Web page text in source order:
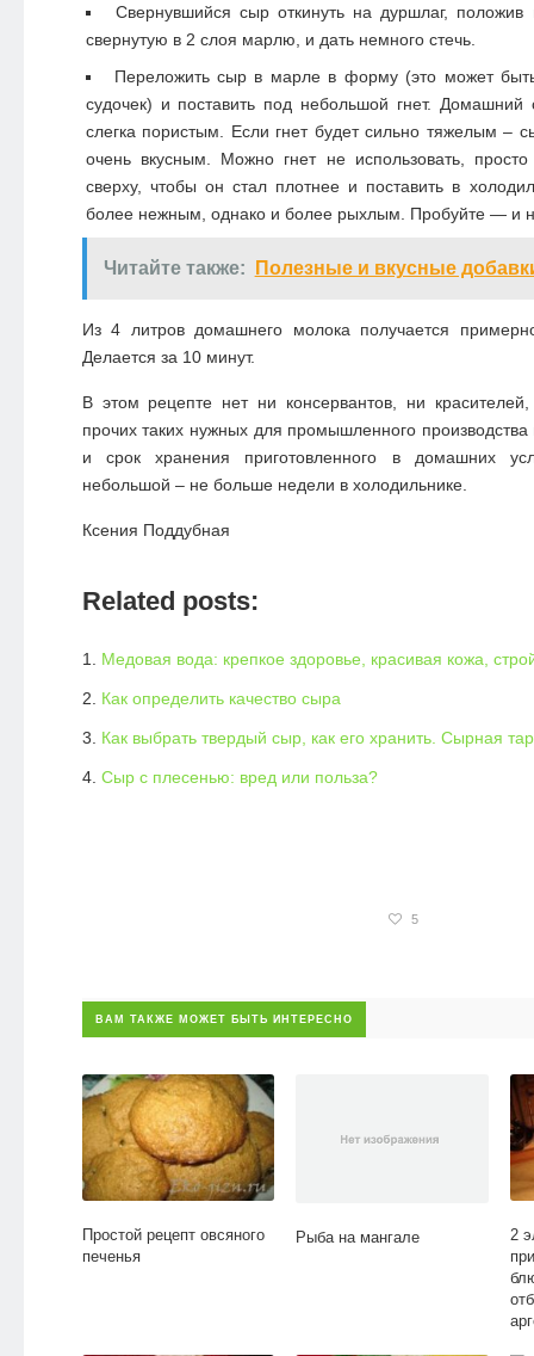
Свернувшийся сыр откинуть на дуршлаг, положив
свернутую в 2 слоя марлю, и дать немного стечь.
Переложить сыр в марле в форму (это может
судочек) и поставить под небольшой гнет. Домашний
слегка пористым. Если гнет будет сильно тяжелым –
очень вкусным. Можно гнет не использовать,
сверху, чтобы он стал плотнее и поставить в
более нежным, однако и более рыхлым. Пробуйте — и
Читайте также: Полезные и вкусные
Из 4 литров домашнего молока получается
Делается за 10 минут.
В этом рецепте нет ни консервантов, ни
прочих таких нужных для промышленного
и срок хранения приготовленного в домашних
небольшой – не больше недели в холодильнике.
Ксения Поддубная
Related posts:
Медовая вода: крепкое здоровье, красивая кожа,
Как определить качество сыра
Как выбрать твердый сыр, как его хранить. Сырная
Сыр с плесенью: вред или польза?
5
ВАМ ТАКЖЕ МОЖЕТ БЫТЬ ИНТЕРЕСНО
Простой рецепт овсяного
печенья
Рыба на мангале
2